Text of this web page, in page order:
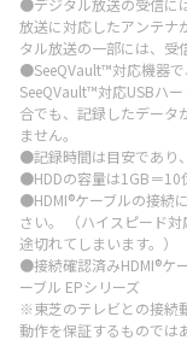
●デジタル放送の受信に
放送に対応したアンテナ
タル放送の一部には、受
●SeeQVault™対応機器
SeeQVault™対応USBハ
合でも、記録したデータ
ません。
●記録時間は目安であり
●HDDの容量は1GB＝10
●HDMI®ケーブルの接続
さい。 （ハイスピード
途切れてしまいます。）
●接続確認済みHDMI®ケ
ーブル EPシリーズ
※東芝のテレビとの接続
動作を保証するものでは